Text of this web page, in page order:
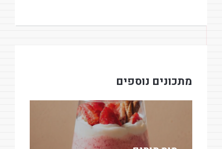
מתכונים נוספים